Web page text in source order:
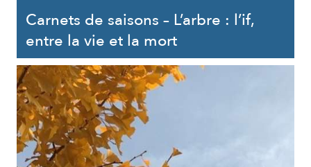
Carnets de saisons – L’arbre : l’if,
entre la vie et la mort